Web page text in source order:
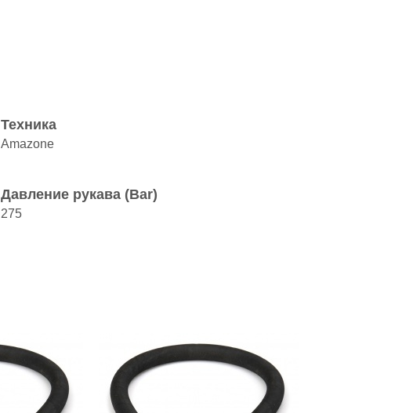
Техника
Amazonе
Давление рукава (Bar)
275